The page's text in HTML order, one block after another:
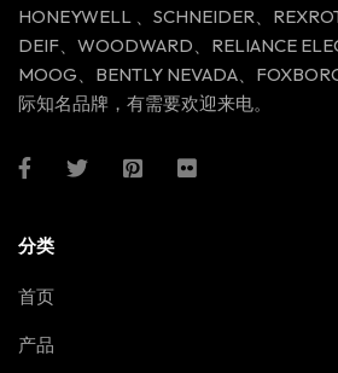
HONEYWELL 、SCHNEIDER、
DEIF、WOODWARD、RELIANCE
MOOG、BENTLY NEVADA、
际知名品牌，有需要欢迎来电。
分类
首页
产品